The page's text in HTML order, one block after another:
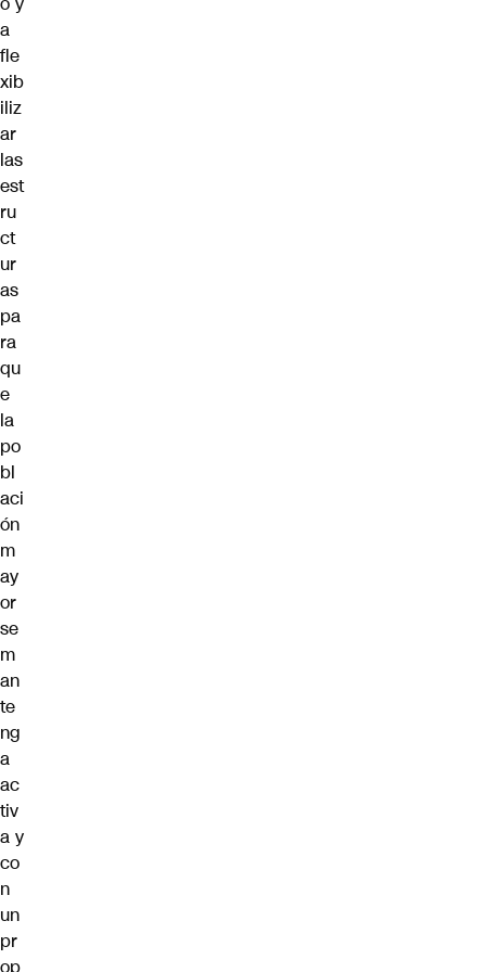
a
fle
xib
iliz
ar
las
est
ru
ct
ur
as
pa
ra
qu
e
la
po
bl
aci
ón
m
ay
or
se
m
an
te
ng
a
ac
tiv
a y
co
n
un
pr